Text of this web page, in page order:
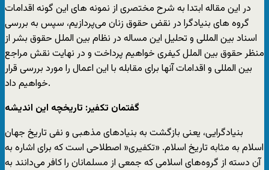
در این مقاله ابتدا به شرح مختصری از نمونه های این گونه اقدامات
گروه های بنیادگرا در نقض حقوق زنان می‌پردازیم، سپس به بررسی
اسناد بین المللی و تحلیل این مساله در نظام بین الملل حقوق بشر از
منظر حقوق بین الملل کیفری خواهیم پرداخت و در نهایت نقش مراجع
بین المللی و اقدامات آنها برای مقابله با این اعمال را مورد بررسی قرار
خواهیم داد.
گفتمان تکفیر: تاریخچه این اندیشه
بنیادگرایی، یعنی بازگشت به بنیادهای مذهبی و نفی تاریخ جهان
اسلام به مثابه تاریخ اسلام. «تکفیری‌« اصطلاحی است که برای اشاره به
آن دسته از گروه‌های اسلامی که جمعی از مسلمانان را کافر می‌دانند به